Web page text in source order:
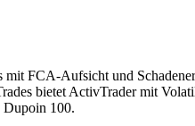
FCA-Aufsicht und
bietet ActivTrader mit
Dupoin 100.